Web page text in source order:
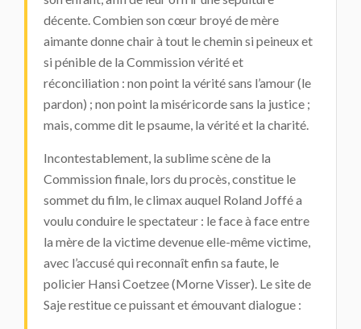
décente. Combien son cœur broyé de mère
aimante donne chair à tout le chemin si peineux et
si pénible de la Commission vérité et
réconciliation : non point la vérité sans l’amour (le
pardon) ; non point la miséricorde sans la justice ;
mais, comme dit le psaume, la vérité et la charité.
Incontestablement, la sublime scène de la
Commission finale, lors du procès, constitue le
sommet du film, le climax auquel Roland Joffé a
voulu conduire le spectateur : le face à face entre
la mère de la victime devenue elle-même victime,
avec l’accusé qui reconnaît enfin sa faute, le
policier Hansi Coetzee (Morne Visser). Le site de
Saje restitue ce puissant et émouvant dialogue :